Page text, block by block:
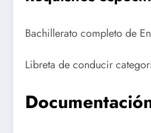
Bachillerato completo de
Libreta de conducir